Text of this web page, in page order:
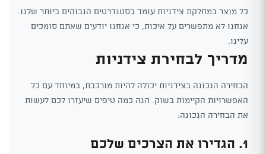
כל מוצר במחלקת צידניות עומד בסטנדרטים הגבוהים ביותר שלנו.
אנחנו לא מתפשרים על איכות, כי אנחנו יודעים שאתם סומכים
עלינו.
מדריך לבחירת צידניות
הבחירה הנכונה בצידניות יכולה להיות מורכבת, במיוחד עם כל
האפשרויות הקיימות בשוק. הנה כמה טיפים שיעזרו לכם לעשות
את הבחירה הנכונה:
1. הגדירו את הצרכים שלכם